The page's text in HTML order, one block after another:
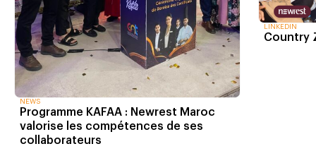
NEWS
Programme KAFAA : Newrest Maroc
valorise les compétences de ses
collaborateurs
LINKEDIN
Country